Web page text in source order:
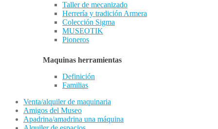
Taller de mecanizado
Herrería y tradición Armera
Colección Sigma
MUSEOTIK
Pioneros
Maquinas herramientas
Definición
Familias
Venta/alquiler de maquinaria
Amigos del Museo
Apadrina/amadrina una máquina